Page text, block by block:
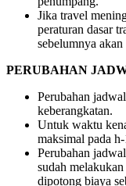
Jika travel
peraturan dasar
sebelumnya akan
PERUBAHAN
Perubahan
keberangkatan.
Untuk waktu
maksimal pada
Perubahan
sudah
dipotong biaya